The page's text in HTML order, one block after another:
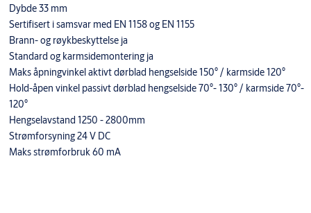
Dybde 33 mm
Sertifisert i samsvar med EN 1158 og EN 1155
Brann- og røykbeskyttelse ja
Standard og karmsidemontering ja
Maks åpningvinkel aktivt dørblad hengselside 150° / karmside 120°
Hold-åpen vinkel passivt dørblad hengselside 70°- 130° / karmside 70°-
120°
Hengselavstand 1250 - 2800mm
Strømforsyning 24 V DC
Maks strømforbruk 60 mA